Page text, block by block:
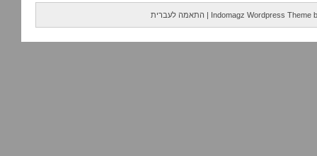
Indomagz Wordpress Theme
| התאמה לעברית